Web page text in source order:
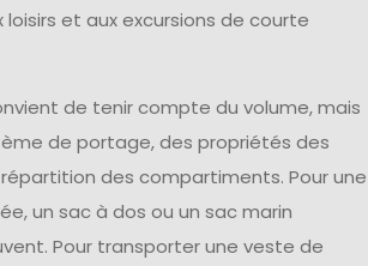
loisirs et aux excursions de courte
de tenir compte du volume, mais
de portage, des propriétés des
des compartiments. Pour une
un sac à dos ou un sac marin
Pour transporter une veste de